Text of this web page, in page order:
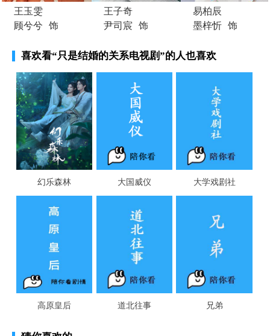
王玉雯
顾兮兮 饰
王子奇
尹司宸 饰
易柏辰
墨梓忻 饰
喜欢看“只是结婚的关系电视剧”的人也喜欢
幻乐森林 大国威仪 大学戏剧社
高原皇后 道北往事 兄弟